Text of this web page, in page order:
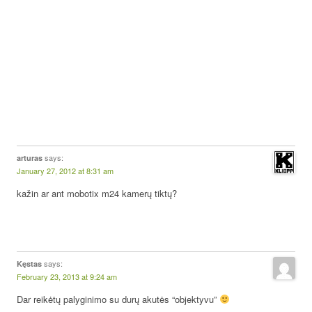
arturas says:
January 27, 2012 at 8:31 am
kažin ar ant mobotix m24 kamerų tiktų?
Kęstas says:
February 23, 2013 at 9:24 am
Dar reikėtų palyginimo su durų akutės “objektyvu”